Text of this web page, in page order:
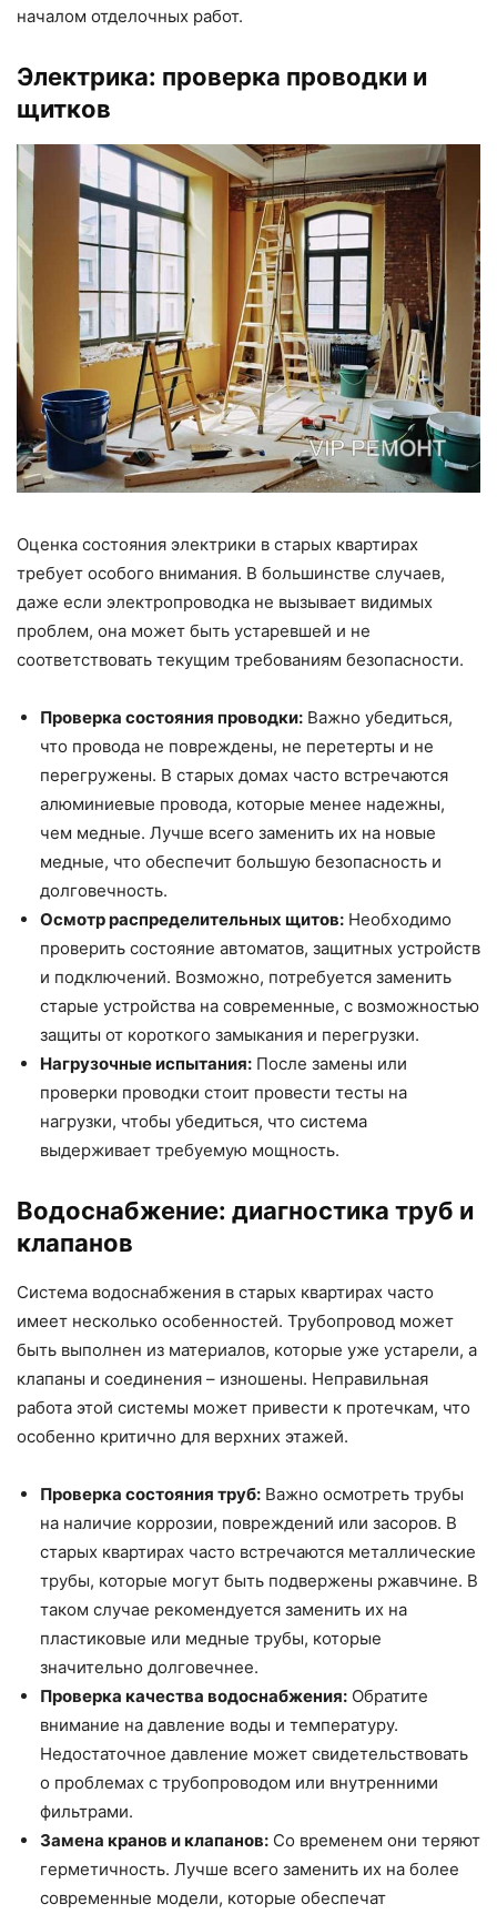
началом отделочных работ.
Электрика: проверка проводки и
щитков
Оценка состояния электрики в старых квартирах
требует особого внимания. В большинстве случаев,
даже если электропроводка не вызывает видимых
проблем, она может быть устаревшей и не
соответствовать текущим требованиям безопасности.
Проверка состояния проводки: Важно убедиться,
что провода не повреждены, не перетерты и не
перегружены. В старых домах часто встречаются
алюминиевые провода, которые менее надежны,
чем медные. Лучше всего заменить их на новые
медные, что обеспечит большую безопасность и
долговечность.
Осмотр распределительных щитов: Необходимо
проверить состояние автоматов, защитных устройств
и подключений. Возможно, потребуется заменить
старые устройства на современные, с возможностью
защиты от короткого замыкания и перегрузки.
Нагрузочные испытания: После замены или
проверки проводки стоит провести тесты на
нагрузки, чтобы убедиться, что система
выдерживает требуемую мощность.
Водоснабжение: диагностика труб и
клапанов
Система водоснабжения в старых квартирах часто
имеет несколько особенностей. Трубопровод может
быть выполнен из материалов, которые уже устарели, а
клапаны и соединения – изношены. Неправильная
работа этой системы может привести к протечкам, что
особенно критично для верхних этажей.
Проверка состояния труб: Важно осмотреть трубы
на наличие коррозии, повреждений или засоров. В
старых квартирах часто встречаются металлические
трубы, которые могут быть подвержены ржавчине. В
таком случае рекомендуется заменить их на
пластиковые или медные трубы, которые
значительно долговечнее.
Проверка качества водоснабжения: Обратите
внимание на давление воды и температуру.
Недостаточное давление может свидетельствовать
о проблемах с трубопроводом или внутренними
фильтрами.
Замена кранов и клапанов: Со временем они теряют
герметичность. Лучше всего заменить их на более
современные модели, которые обеспечат